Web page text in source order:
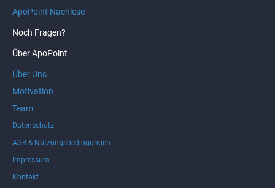
ApoPoint Nachlese
Noch Fragen?
Über ApoPoint
Über Uns
Motivation
Team
Datenschutz
AGB & Nutzungsbedingungen
Impressum
Kontakt